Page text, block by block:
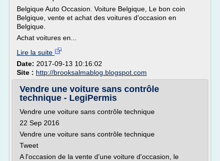
Belgique Auto Occasion. Voiture Belgique, Le bon coin
Belgique, vente et achat des voitures d'occasion en
Belgique.
Achat voitures en...
Lire la suite
Date: 2017-09-13 10:16:02
Site : http://brooksalmablog.blogspot.com
Vendre une voiture sans contrôle
technique - LegiPermis
Vendre une voiture sans contrôle technique
22 Sep 2016
Vendre une voiture sans contrôle technique
Tweet
A l'occasion de la vente d'une voiture d'occasion, le